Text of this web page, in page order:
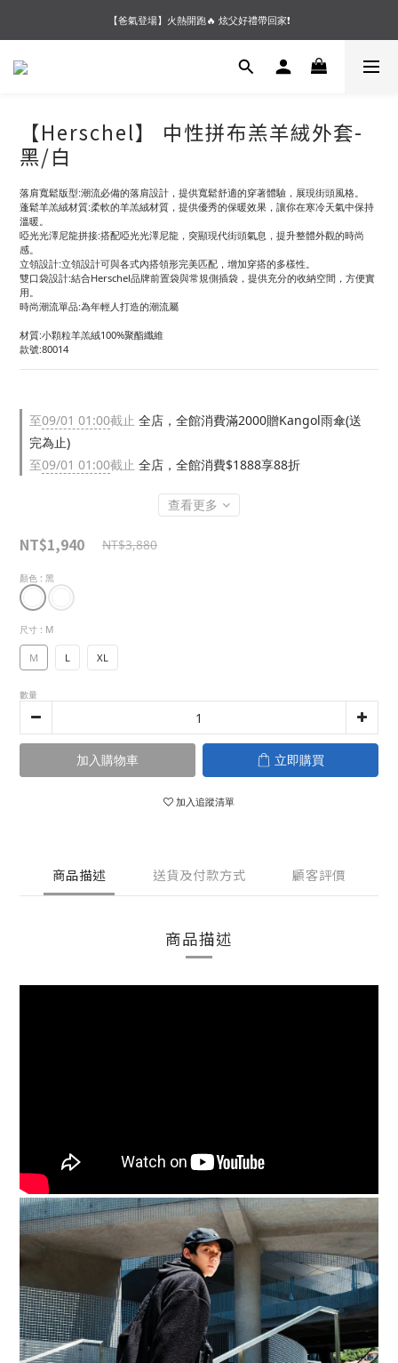
【夏末OUTLET】專區全面5折起❗超值入手就趁現在🔥
【會員好禮】加入會員送$200購物金❗多重好禮等你加入領取 ❗
【夏末OUTLET】專區全面5折起❗超值入手就趁現在🔥
【Herschel】 中性拼布羔羊絨外套-
黑/白
落肩寬鬆版型:潮流必備的落肩設計，提供寬鬆舒適的穿著體驗，展現街頭風格。
蓬鬆羊羔絨材質:柔軟的羊羔絨材質，提供優秀的保暖效果，讓你在寒冷天氣中保持
溫暖。
啞光光澤尼龍拼接:搭配啞光光澤尼龍，突顯現代街頭氣息，提升整體外觀的時尚
感。
立領設計:立領設計可與各式內搭領形完美匹配，增加穿搭的多樣性。
雙口袋設計:結合Herschel品牌前置袋與常規側插袋，提供充分的收納空間，方便實
用。
時尚潮流單品:為年輕人打造的潮流屬
材質:小顆粒羊羔絨100%聚酯纖維
款號:80014
至09/01 01:00截止 全店，全館消費滿2000贈Kangol雨傘(送
完為止)
至09/01 01:00截止 全店，全館消費$1888享88折
查看更多
NT$1,940 NT$3,880
顏色 : 黑
尺寸 : M
M L XL
數量
加入購物車 立即購買
加入追蹤清單
商品描述 送貨及付款方式 顧客評價
商品描述